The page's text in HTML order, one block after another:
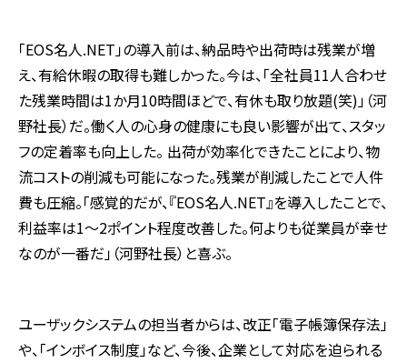
「EOS名人.NET」の導入前は、納品時や出荷時は残業が増
え、有給休暇の取得も難しかった。今は、「全社員11人合わせ
た残業時間は1か月10時間ほどで、有休も取り放題(笑)」（河
野社長）だ。働く人の心身の健康にも良い影響が出て、スタッ
フの定着率も向上した。 出荷が効率化できたことにより、物
流コストの削減も可能になった。残業が削減したことで人件
費も圧縮。「感覚的だが、『EOS名人.NET』を導入したことで、
利益率は1～2ポイント程度改善した。何よりも従業員が幸せ
なのが一番だ」（河野社長）と喜ぶ。
ユーザックシステムの担当者からは、改正「電子帳簿保存法」
や、「インボイス制度」など、今後、企業として対応を迫られる